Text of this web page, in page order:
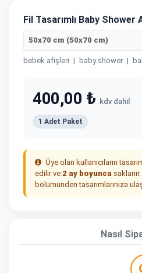
Fil Tasarımlı Baby Shower
50x70 cm (50x70 cm)
bebek afişleri | baby shower |
400,00 ₺ kdv dahil
1 Adet Paket
Üye olan kullanıcıların
edilir ve 2 ay boyunca saklanır.
bölümünden tasarımlarınıza
Nasıl